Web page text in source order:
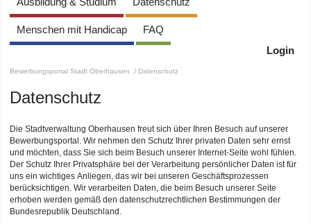
Menschen mit Handicap
FAQ
Login
Bewerbungsportal Stadt Oberhausen / Datenschutz
Datenschutz
Die Stadtverwaltung Oberhausen freut sich über Ihren Besuch auf unserer
Bewerbungsportal. Wir nehmen den Schutz Ihrer privaten Daten sehr ernst
und möchten, dass Sie sich beim Besuch unserer Internet-Seite wohl fühlen.
Der Schutz Ihrer Privatsphäre bei der Verarbeitung persönlicher Daten ist für
uns ein wichtiges Anliegen, das wir bei unseren Geschäftsprozessen
berücksichtigen. Wir verarbeiten Daten, die beim Besuch unserer Seite
erhoben werden gemäß den datenschutzrechtlichen Bestimmungen der
Bundesrepublik Deutschland.